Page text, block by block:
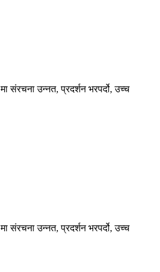
संरचना उन्नत, प्रदर्शन भरपर्दो, उच्च
संरचना उन्नत, प्रदर्शन भरपर्दो, उच्च